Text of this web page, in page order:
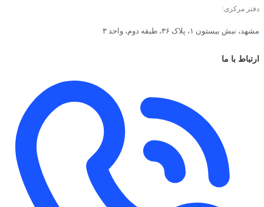
دفتر مرکزی:
مشهد، نبش بیستون ۱، پلاک ۳۶، طبقه دوم، واحد ۳
ارتباط با ما